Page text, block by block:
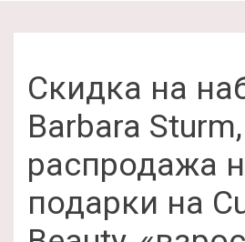
Скидка на
Barbara Sturm,
распродажа
подарки на